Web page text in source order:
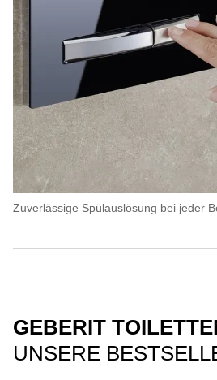
Zuverlässige Spülauslösung bei jeder
GEBERIT
UNSERE